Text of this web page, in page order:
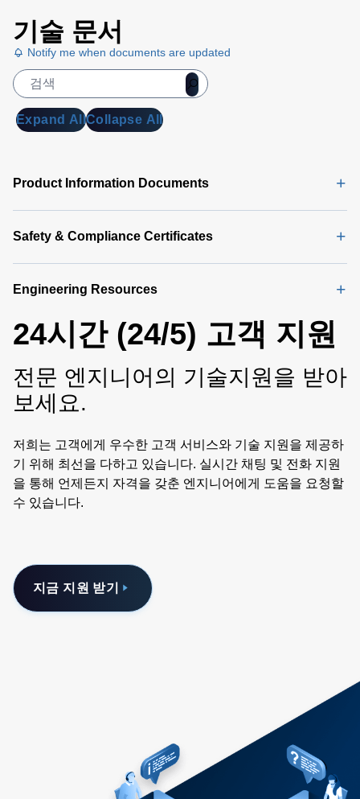
기술 문서
Notify me when documents are updated
Expand AllCollapse All
Product Information Documents
Safety & Compliance Certificates
Engineering Resources
24시간 (24/5) 고객 지원
전문 엔지니어의 기술지원을 받아
보세요.
저희는 고객에게 우수한 고객 서비스와 기술 지원을 제공하
기 위해 최선을 다하고 있습니다. 실시간 채팅 및 전화 지원
을 통해 언제든지 자격을 갖춘 엔지니어에게 도움을 요청할
수 있습니다.
지금 지원 받기